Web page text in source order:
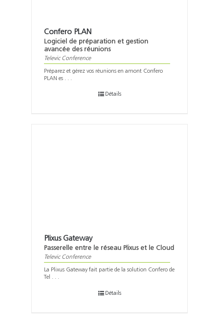
Confero PLAN
Logiciel de préparation et gestion
avancée des réunions
Televic Conference
Préparez et gérez vos réunions en amont Confero
PLAN es . . .
Détails
Plixus Gateway
Passerelle entre le réseau Plixus et le Cloud
Televic Conference
La Plixus Gateway fait partie de la solution Confero de
Tel . . .
Détails